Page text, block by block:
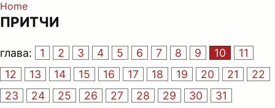
Home
ПРИТЧИ
глава: 1 2 3 4 5 6 7 8 9 10
11
12
13 14 15 16 17 18 19 20 21
22
23
24 25 26 27 28 29 30 31